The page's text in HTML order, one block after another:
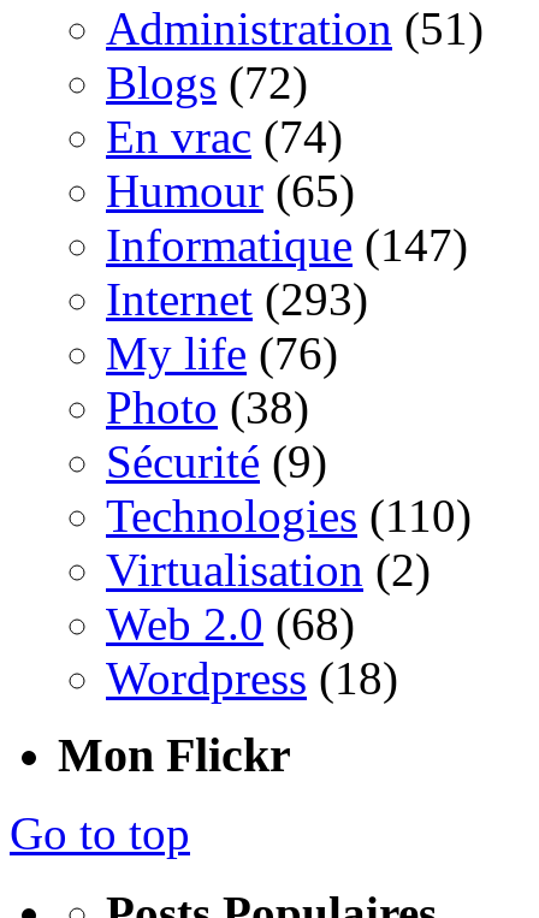
Administration (51)
Blogs (72)
En vrac (74)
Humour (65)
Informatique (147)
Internet (293)
My life (76)
Photo (38)
Sécurité (9)
Technologies (110)
Virtualisation (2)
Web 2.0 (68)
Wordpress (18)
Mon Flickr
Go to top